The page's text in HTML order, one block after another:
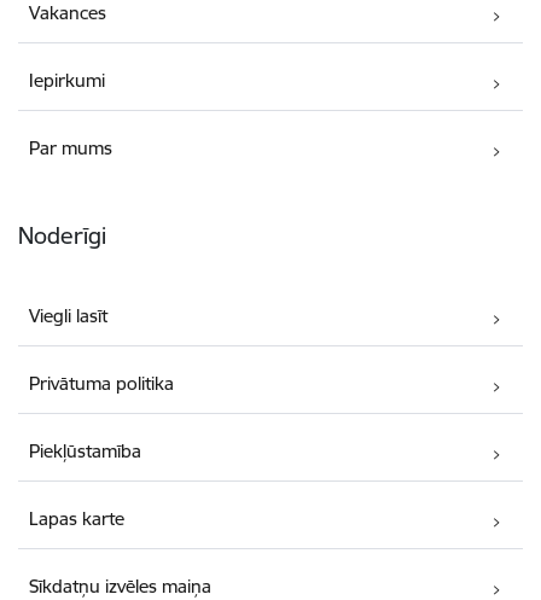
Vakances
Iepirkumi
Par mums
Noderīgi
Viegli lasīt
Privātuma politika
Piekļūstamība
Lapas karte
Sīkdatņu izvēles maiņa